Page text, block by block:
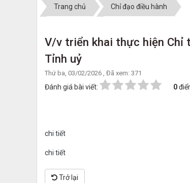
Trang chủ Chỉ đạo điều hành
V/v triển khai thực hiện Chỉ
Tỉnh uỷ
Thứ ba, 03/02/2026 , Đã xem: 371
Đánh giá bài viết: 0
chi tiết
chi tiết
Trở lại